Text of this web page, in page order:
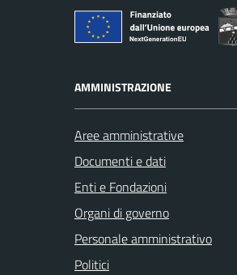
AMMINISTRAZIONE
Aree amministrative
Documenti e dati
Enti e Fondazioni
Organi di governo
Personale amministrativo
Politici